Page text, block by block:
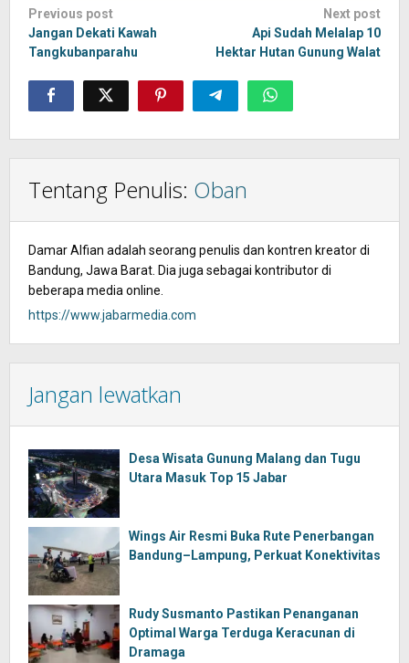
Post
navigation
Previous post
Jangan Dekati Kawah
Tangkubanparahu
Next post
Api Sudah Melalap 10
Hektar Hutan Gunung Walat
Tentang Penulis: Oban
Damar Alfian adalah seorang penulis dan kontren kreator di
Bandung, Jawa Barat. Dia juga sebagai kontributor di
beberapa media online.
https://www.jabarmedia.com
Jangan lewatkan
Desa Wisata Gunung Malang dan Tugu
Utara Masuk Top 15 Jabar
Wings Air Resmi Buka Rute Penerbangan
Bandung–Lampung, Perkuat Konektivitas
Rudy Susmanto Pastikan Penanganan
Optimal Warga Terduga Keracunan di
Dramaga